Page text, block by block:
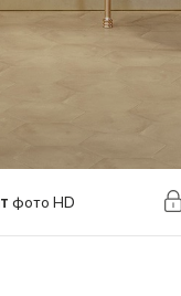
фото HD